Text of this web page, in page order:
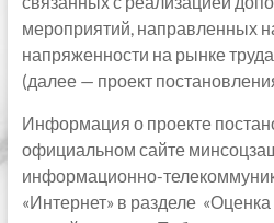
мероприятий, направленных
напряженности на рынке
(далее — проект
Информация о проекте
официальном сайте
информационно-
«Интернет» в разделе